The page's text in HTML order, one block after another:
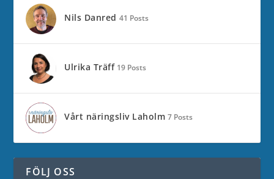
Nils Danred 41 Posts
Ulrika Träff 19 Posts
Vårt näringsliv Laholm 7 Posts
FÖLJ OSS